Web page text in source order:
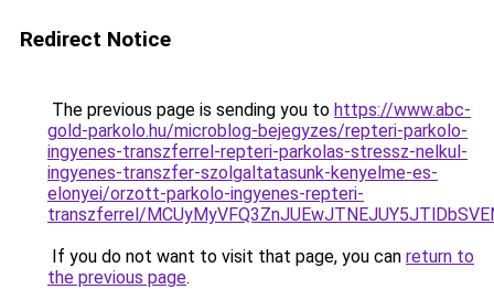
Redirect Notice
The previous page is sending you to https://www.abc-
gold-parkolo.hu/microblog-bejegyzes/repteri-parkolo-
ingyenes-transzferrel-repteri-parkolas-stressz-nelkul-
ingyenes-transzfer-szolgaltatasunk-kenyelme-es-
elonyei/orzott-parkolo-ingyenes-repteri-
transzferrel/
If you do not want to visit that page, you can return to
the previous page.